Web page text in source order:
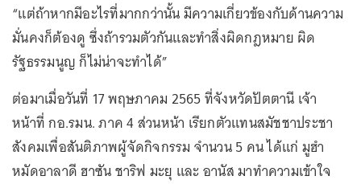
“แต่ถ้าหากมีอะไรที่มากกว่านั้น มีความเกี่ยวข้องกับด้านความ
มั่นคงก็ต้องดู ซึ่งถ้ารวมตัวกันและทำสิ่งผิดกฎหมาย ผิด
รัฐธรรมนูญ ก็ไม่น่าจะทำได้”
ต่อมาเมื่อวันที่ 17 พฤษภาคม 2565 ที่จังหวัดปัตตานี เจ้า
หน้าที่ กอ.รมน. ภาค 4 ส่วนหน้า เรียกตัวแทนสมัชชาประชา
สังคมเพื่อสันติภาพผู้จัดกิจกรรม จำนวน 5 คน ได้แก่ มูฮำ
หมัดอาลาดี ฮาซัน ชาริฟ มะยุ และ อานัส มาทำความเข้าใจ